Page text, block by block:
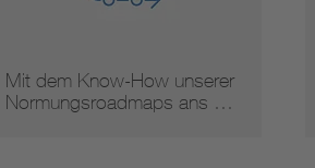
Mit dem Know-How unserer
Normungsroadmaps ans …